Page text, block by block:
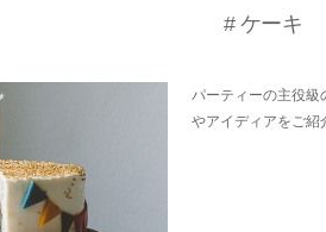
# ケーキ
パーティーの主役級
やアイディアをご紹